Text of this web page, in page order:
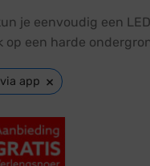
je eenvoudig een
op een harde
app ×